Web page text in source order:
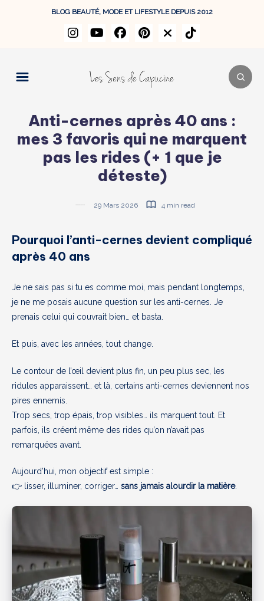
BLOG BEAUTÉ, MODE ET LIFESTYLE DEPUIS 2012
Anti-cernes après 40 ans :
mes 3 favoris qui ne marquent
pas les rides (+ 1 que je
déteste)
29 Mars 2026 4 min read
Pourquoi l’anti-cernes devient compliqué
après 40 ans
Je ne sais pas si tu es comme moi, mais pendant longtemps,
je ne me posais aucune question sur les anti-cernes. Je
prenais celui qui couvrait bien… et basta.
Et puis, avec les années, tout change.
Le contour de l’œil devient plus fin, un peu plus sec, les
ridules apparaissent… et là, certains anti-cernes deviennent nos
pires ennemis.
Trop secs, trop épais, trop visibles… ils marquent tout. Et
parfois, ils créent même des rides qu’on n’avait pas
remarquées avant.
Aujourd’hui, mon objectif est simple :
👉 lisser, illuminer, corriger… sans jamais alourdir la matière.